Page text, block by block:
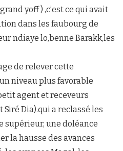
yoff ) ,c’est ce qui avait
dans les faubourg de
ndiaye lo,benne Barakk,les
de relever cette
niveau plus favorable
agent et receveurs
Siré Dia).qui a reclassé les
supérieur, une doléance
la hausse des avances